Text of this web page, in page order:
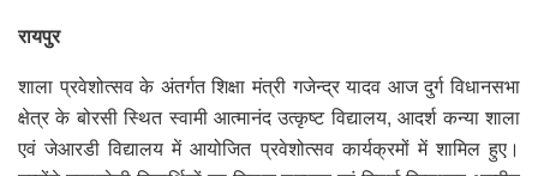
रायपुर
शाला प्रवेशोत्सव के अंतर्गत शिक्षा मंत्री गजेन्द्र यादव आज दुर्ग विधानसभा
क्षेत्र के बोरसी स्थित स्वामी आत्मानंद उत्कृष्ट विद्यालय, आदर्श कन्या शाला
एवं जेआरडी विद्यालय में आयोजित प्रवेशोत्सव कार्यक्रमों में शामिल हुए।